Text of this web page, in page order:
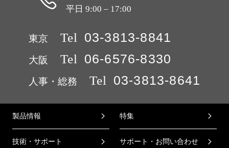
平日 9:00 – 17:00
東京 Tel 03-3813-8841
大阪 Tel 06-6576-8330
人事・総務 Tel 03-3813-8641
製品情報 特集
技術・サポート サポート・お問い合わせ